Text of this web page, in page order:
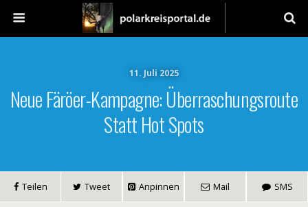
11. Juli 2025
Neue Färöer-Kampagne: Überraschungsroute
Statt Hot Spots
Teilen Tweet Anpinnen Mail SMS